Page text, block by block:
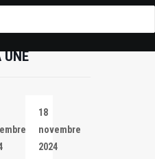
UNE
18
novembre
2024